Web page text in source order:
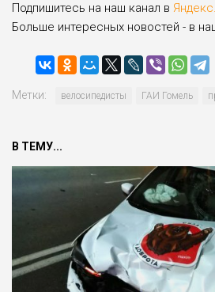
Подпишитесь на наш канал в
Больше интересных новостей - в
Метки: велосипедисты ГАИ Гомель
В ТЕМУ...